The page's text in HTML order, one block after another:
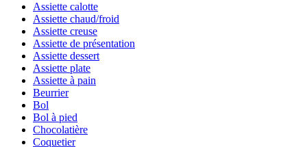
Assiette calotte
Assiette chaud/froid
Assiette creuse
Assiette de présentation
Assiette dessert
Assiette plate
Assiette à pain
Beurrier
Bol
Bol à pied
Chocolatière
Coquetier